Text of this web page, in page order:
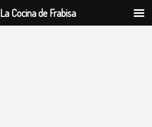
La Cocina de Frabisa